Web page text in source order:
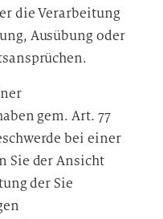
die Verarbeitung
Ausübung oder
gem. Art. 77
bei einer
Sie der Ansicht
der Sie